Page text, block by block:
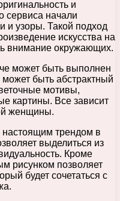
и
сервиса начали
и узоры. Такой подход
искусства на
внимание окружающих.
может быть выполнен
быть абстрактный
мотивы,
картины. Все зависит
женщины.
настоящим трендом в
выделиться из
Кроме
рисунком позволяет
будет сочетаться с